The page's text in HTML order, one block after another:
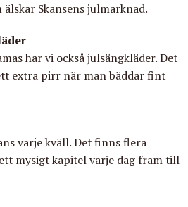
Skansens julmarknad.
har vi också julsängkläder. Det
extra pirr när man bäddar fint
varje kväll. Det finns flera
mysigt kapitel varje dag fram till